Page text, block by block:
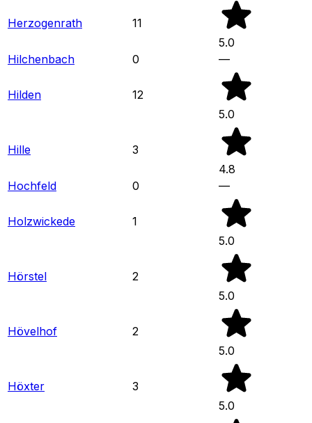
Herzogenrath
11
5.0
Hilchenbach
0 —
Hilden
12
5.0
Hille
3
4.8
Hochfeld
0 —
Holzwickede
1
5.0
Hörstel
2
5.0
Hövelhof
2
5.0
Höxter
3
5.0